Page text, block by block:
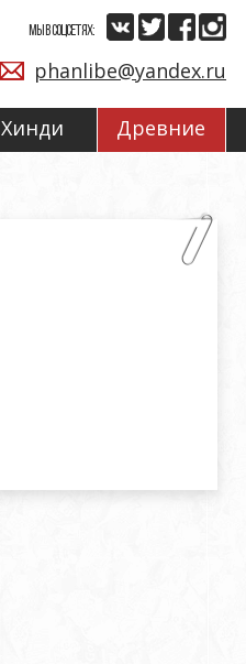
МЫ В СОЦСЕТЯХ:
phanlibe@yandex.ru
Хинди Древние